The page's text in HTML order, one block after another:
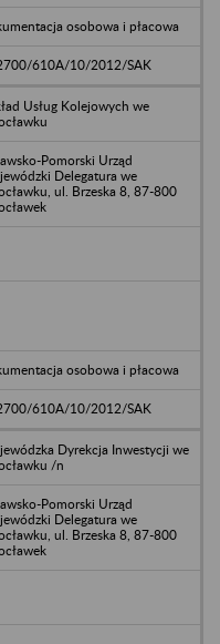
osobowa i płacowa
610A/10/2012/SAK
Usług Kolejowych we
Pomorski Urząd
Delegatura we
ul. Brzeska 8, 87-800
osobowa i płacowa
610A/10/2012/SAK
Dyrekcja Inwestycji we
/n
Pomorski Urząd
Delegatura we
ul. Brzeska 8, 87-800